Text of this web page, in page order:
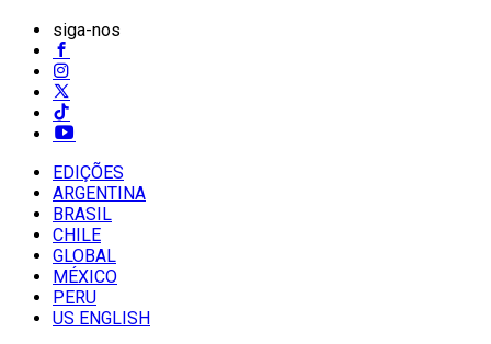
siga-nos
EDIÇÕES
ARGENTINA
BRASIL
CHILE
GLOBAL
MÉXICO
PERU
US ENGLISH